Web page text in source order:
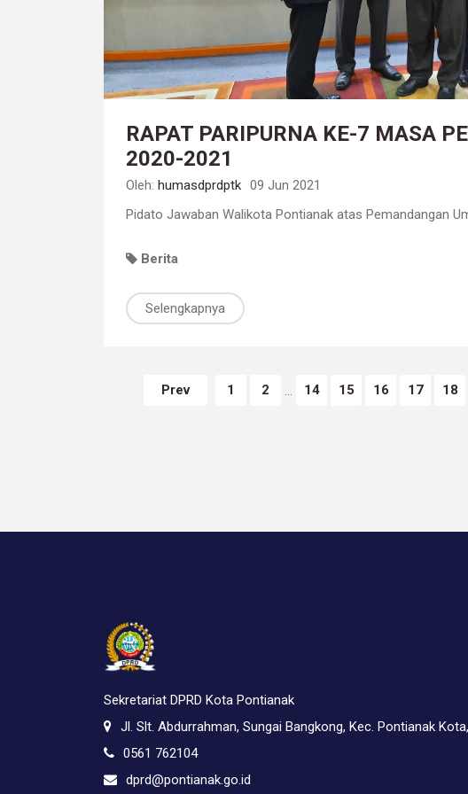
RAPAT PARIPURNA KE-7 MASA
2020-2021
Oleh: humasdprdptk 09 Jun 2021
Pidato Jawaban Walikota Pontianak atas Pemandangan
Berita
Selengkapnya
Prev 1 2 14 15 16 17 18
Sekretariat DPRD Kota Pontianak
Jl. Slt. Abdurrahman, Sungai Bangkong, Kec. Pontianak
0561 762104
dprd@pontianak.go.id